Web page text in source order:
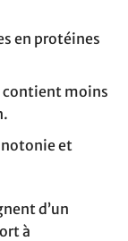
en protéines
contient moins
et
d’un
à